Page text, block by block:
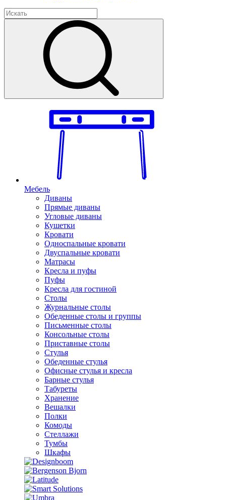
Мебель
Диваны
Прямые диваны
Угловые диваны
Кушетки
Кровати
Односпальные кровати
Двуспальные кровати
Матрасы
Кресла и пуфы
Пуфы
Кресла для гостиной
Столы
Журнальные столы
Обеденные столы и группы
Письменные столы
Консольные столы
Приставные столы
Стулья
Обеденные стулья
Офисные стулья и кресла
Барные стулья
Табуреты
Хранение
Вешалки
Полки
Комоды
Стеллажи
Тумбы
Шкафы